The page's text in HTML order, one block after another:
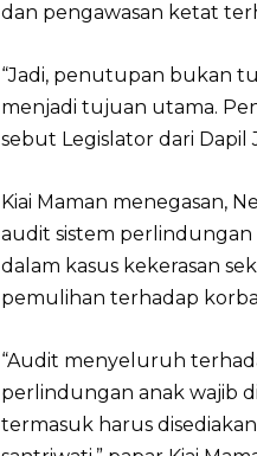
dan pengawasan ketat
“Jadi, penutupan bukan
menjadi tujuan utama.
sebut Legislator dari Dapil
Kiai Maman menegasan,
audit sistem perlindungan
dalam kasus kekerasan
pemulihan terhadap
“Audit menyeluruh
perlindungan anak wajib
termasuk harus